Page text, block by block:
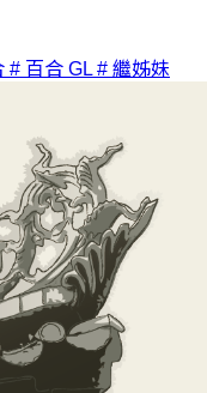
# 百合 GL # 繼姊妹